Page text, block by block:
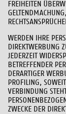
FREIHEITEN
WERDEN IHRE
DIREKTWERBUNG
JEDERZEIT
BETREFFENDER
DERARTIGER
PROFILING,
VERBINDUNG
ZWECKE DER